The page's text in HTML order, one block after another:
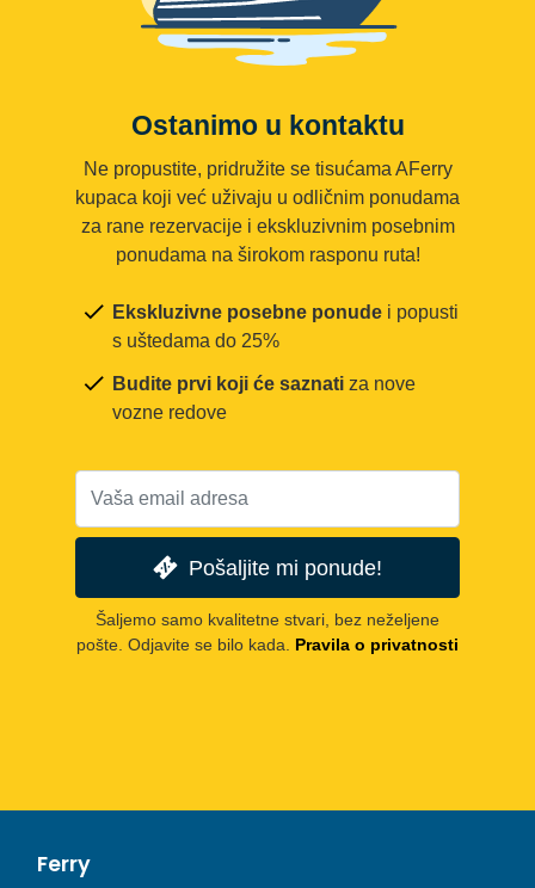
Ostanimo u kontaktu
Ne propustite, pridružite se tisućama AFerry
kupaca koji već uživaju u odličnim ponudama
za rane rezervacije i ekskluzivnim posebnim
ponudama na širokom rasponu ruta!
Ekskluzivne posebne ponude i popusti
s uštedama do 25%
Budite prvi koji će saznati za nove
vozne redove
Pošaljite mi ponude!
Šaljemo samo kvalitetne stvari, bez neželjene
pošte. Odjavite se bilo kada. Pravila o privatnosti
Ferry